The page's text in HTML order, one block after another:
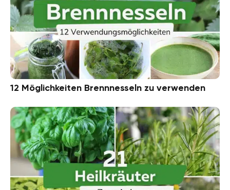
12 Möglichkeiten Brennnesseln zu verwenden